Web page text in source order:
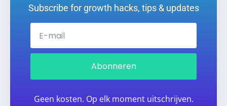
Subscribe for growth hacks, tips & updates
Abonneren
Geen kosten. Op elk moment uitschrijven.